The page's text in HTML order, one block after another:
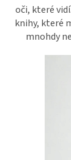
oči, které vidí.
knihy, které
mnohdy